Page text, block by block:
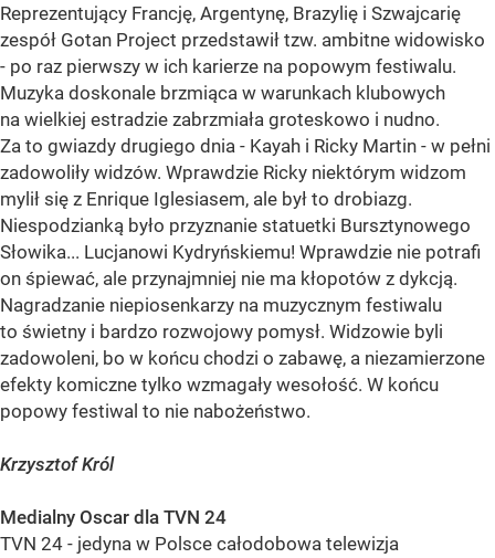
Reprezentujący Francję, Argentynę, Brazylię i Szwajcarię
zespół Gotan Project przedstawił tzw. ambitne widowisko
- po raz pierwszy w ich karierze na popowym festiwalu.
Muzyka doskonale brzmiąca w warunkach klubowych
na wielkiej estradzie zabrzmiała groteskowo i nudno.
Za to gwiazdy drugiego dnia - Kayah i Ricky Martin - w pełni
zadowoliły widzów. Wprawdzie Ricky niektórym widzom
mylił się z Enrique Iglesiasem, ale był to drobiazg.
Niespodzianką było przyznanie statuetki Bursztynowego
Słowika... Lucjanowi Kydryńskiemu! Wprawdzie nie potrafi
on śpiewać, ale przynajmniej nie ma kłopotów z dykcją.
Nagradzanie niepiosenkarzy na muzycznym festiwalu
to świetny i bardzo rozwojowy pomysł. Widzowie byli
zadowoleni, bo w końcu chodzi o zabawę, a niezamierzone
efekty komiczne tylko wzmagały wesołość. W końcu
popowy festiwal to nie nabożeństwo.
Krzysztof Król
Medialny Oscar dla TVN 24
TVN 24 - jedyna w Polsce całodobowa telewizja